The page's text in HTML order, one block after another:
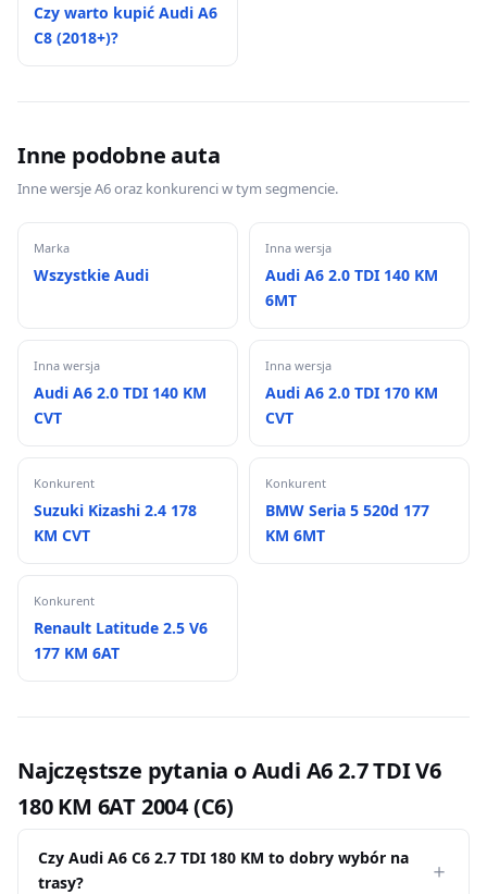
Czy warto kupić Audi A6
C8 (2018+)?
Inne podobne auta
Inne wersje A6 oraz konkurenci w tym segmencie.
Marka
Wszystkie Audi
Inna wersja
Audi A6 2.0 TDI 140 KM
6MT
Inna wersja
Audi A6 2.0 TDI 140 KM
CVT
Inna wersja
Audi A6 2.0 TDI 170 KM
CVT
Konkurent
Suzuki Kizashi 2.4 178
KM CVT
Konkurent
BMW Seria 5 520d 177
KM 6MT
Konkurent
Renault Latitude 2.5 V6
177 KM 6AT
Najczęstsze pytania o Audi A6 2.7 TDI V6
180 KM 6AT 2004 (C6)
Czy Audi A6 C6 2.7 TDI 180 KM to dobry wybór na
trasy?